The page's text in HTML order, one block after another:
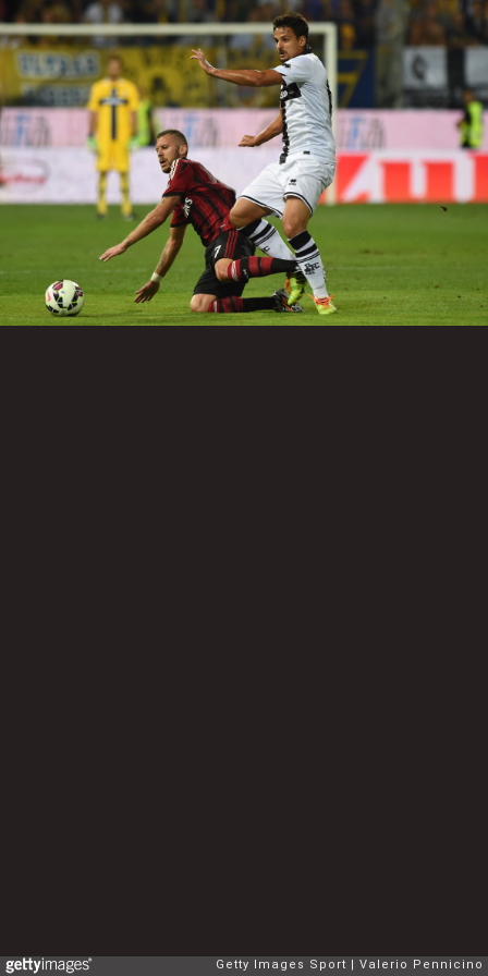
Getty Images Sport Valerio Pennicino